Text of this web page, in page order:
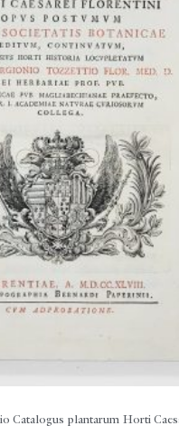
Catalogus plantarum Horti